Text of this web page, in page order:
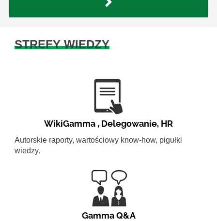
STREFY WIEDZY
WikiGamma , Delegowanie, HR
Autorskie raporty, wartościowy know-how, pigułki
wiedzy.
Gamma Q&A